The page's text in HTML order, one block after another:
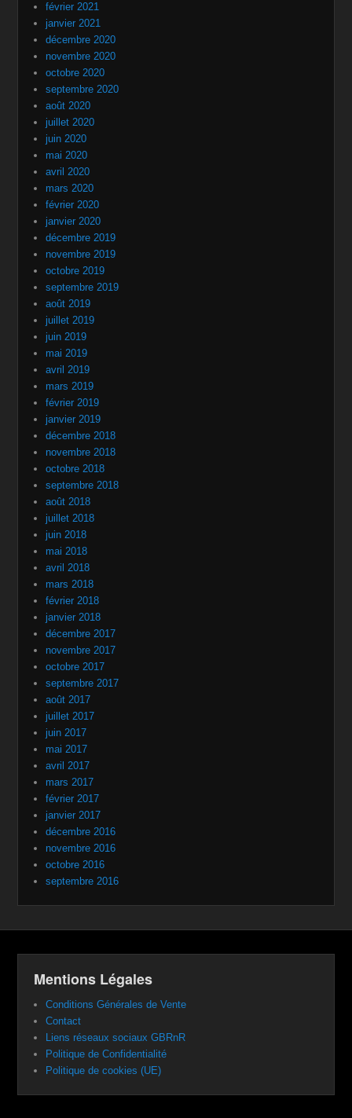
février 2021
janvier 2021
décembre 2020
novembre 2020
octobre 2020
septembre 2020
août 2020
juillet 2020
juin 2020
mai 2020
avril 2020
mars 2020
février 2020
janvier 2020
décembre 2019
novembre 2019
octobre 2019
septembre 2019
août 2019
juillet 2019
juin 2019
mai 2019
avril 2019
mars 2019
février 2019
janvier 2019
décembre 2018
novembre 2018
octobre 2018
septembre 2018
août 2018
juillet 2018
juin 2018
mai 2018
avril 2018
mars 2018
février 2018
janvier 2018
décembre 2017
novembre 2017
octobre 2017
septembre 2017
août 2017
juillet 2017
juin 2017
mai 2017
avril 2017
mars 2017
février 2017
janvier 2017
décembre 2016
novembre 2016
octobre 2016
septembre 2016
Mentions Légales
Conditions Générales de Vente
Contact
Liens réseaux sociaux GBRnR
Politique de Confidentialité
Politique de cookies (UE)